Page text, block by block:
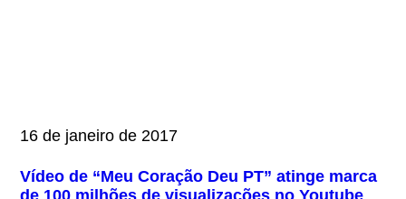
16 de janeiro de 2017
Vídeo de “Meu Coração Deu PT” atinge marca
de 100 milhões de visualizações no Youtube